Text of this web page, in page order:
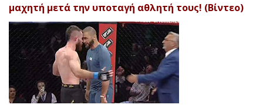
μαχητή μετά την υποταγή αθλητή τους! (Βίντεο)